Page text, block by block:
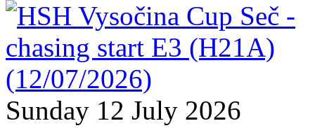
Sunday 12 July 2026